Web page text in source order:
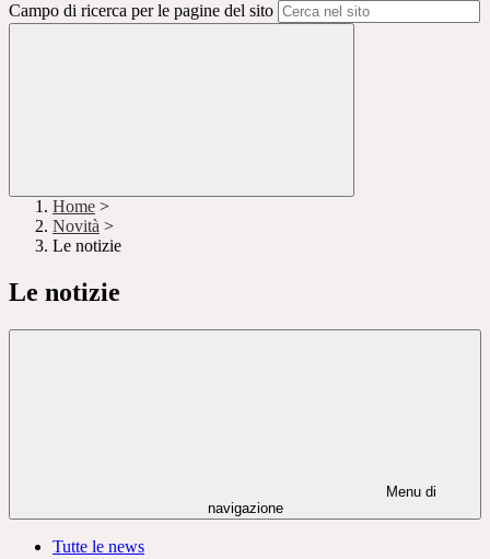
Campo di ricerca per le pagine del sito
Home >
Novità >
Le notizie
Le notizie
Menu di
navigazione
Tutte le news